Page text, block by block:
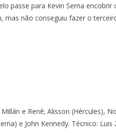
passe para Kevin Serna
mas não conseguiu fazer o
e Renê; Alisson (Hércules),
e John Kennedy. Técnico: Luis